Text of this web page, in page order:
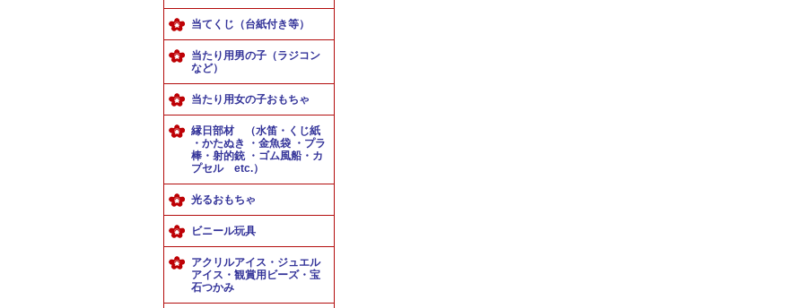
当てくじ（台紙付き等）
当たり用男の子（ラジコン
など）
当たり用女の子おもちゃ
縁日部材 （水笛・くじ紙
・かたぬき ・金魚袋 ・プラ
棒・射的銃 ・ゴム風船・カ
プセル etc.）
光るおもちゃ
ビニール玩具
アクリルアイス・ジュエル
アイス・観賞用ビーズ・宝
石つかみ